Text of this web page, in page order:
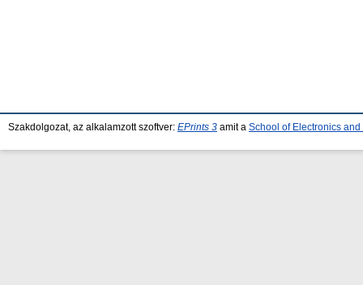
Szakdolgozat, az alkalamzott szoftver: EPrints 3 amit a School of Electronics